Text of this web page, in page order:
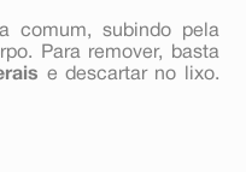
comum, subindo pela
Para remover, basta
e descartar no lixo.